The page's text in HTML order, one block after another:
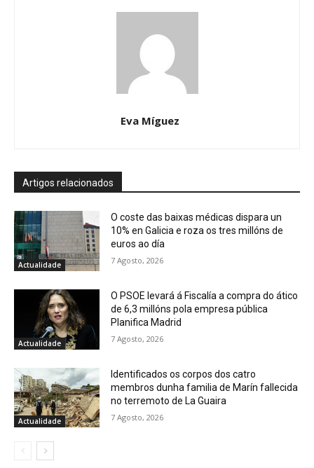
Eva Míguez
Artigos relacionados
Actualidade
O coste das baixas médicas dispara un
10% en Galicia e roza os tres millóns de
euros ao día
7 Agosto, 2026
Actualidade
O PSOE levará á Fiscalía a compra do ático
de 6,3 millóns pola empresa pública
Planifica Madrid
7 Agosto, 2026
Actualidade
Identificados os corpos dos catro
membros dunha familia de Marín fallecida
no terremoto de La Guaira
7 Agosto, 2026